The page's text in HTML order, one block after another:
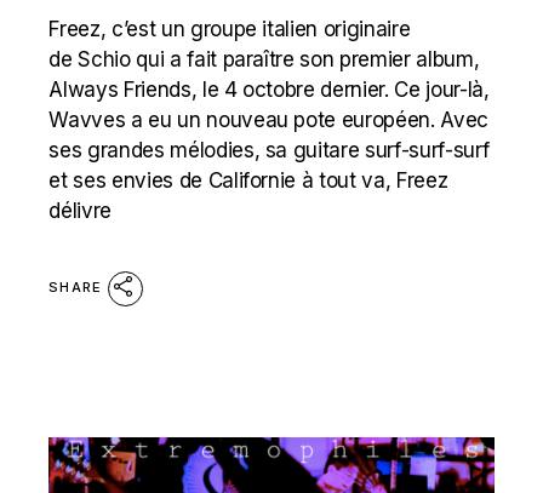
Freez, c’est un groupe italien originaire
de Schio qui a fait paraître son premier album,
Always Friends, le 4 octobre dernier. Ce jour-là,
Wavves a eu un nouveau pote européen. Avec
ses grandes mélodies, sa guitare surf-surf-surf
et ses envies de Californie à tout va, Freez
délivre
SHARE